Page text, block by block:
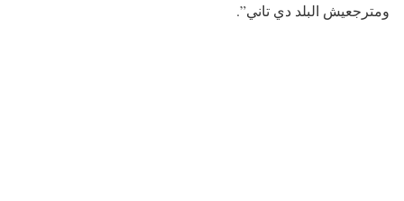
ومترجعيش البلد دي تاني”.